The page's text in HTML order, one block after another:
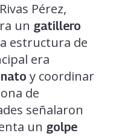
Pérez,
un gatillero
estructura de
era
y coordinar
de
señalaron
un golpe